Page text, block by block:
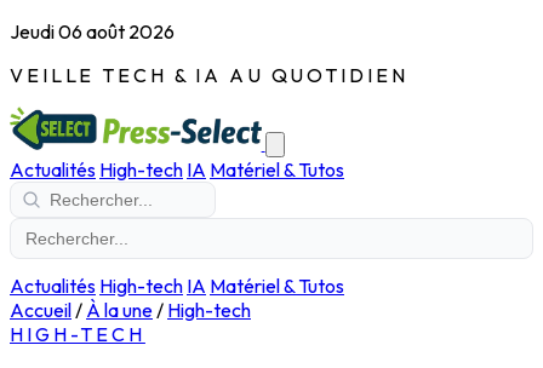
Jeudi 06 août 2026
VEILLE TECH & IA AU QUOTIDIEN
Actualités High-tech IA Matériel & Tutos
Actualités High-tech IA Matériel & Tutos
Accueil/ À la une/ High-tech
HIGH-TECH